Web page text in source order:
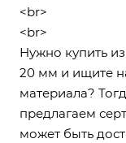
<br>
<br>
Нужно купить
20 мм и ищите
материала?
предлагаем
может быть